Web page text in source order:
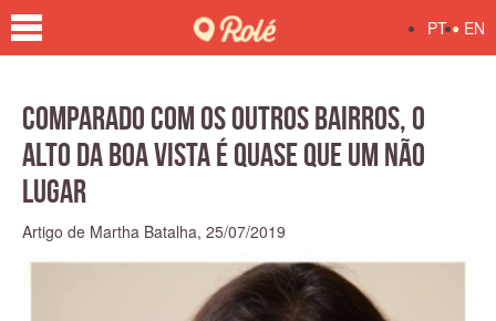
PT • EN
Comparado com os outros bairros, o
Alto da Boa Vista é quase que um não
lugar
Artigo de Martha Batalha, 25/07/2019